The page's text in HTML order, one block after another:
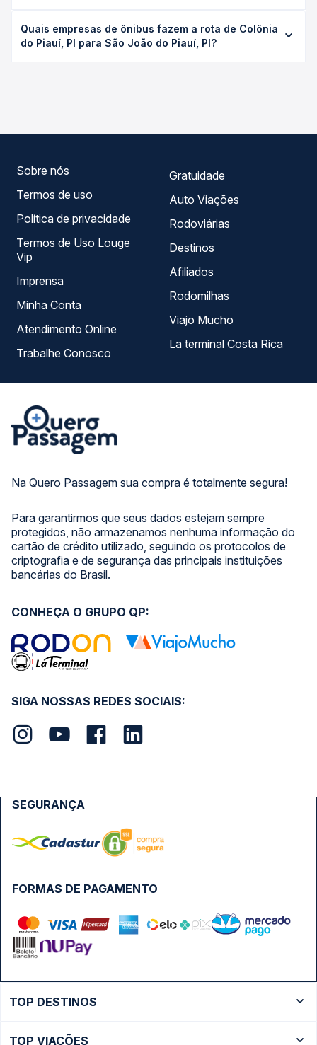
duração exata de cada opção na data desejada.
para São João do Piauí, PI custa em média R$ 50,00 e
varia conforme a data da viagem, a empresa, o tipo de
Quais empresas de ônibus fazem a rota de Colônia
do Piauí, PI para São João do Piauí, PI?
Na Quero Passagem sua compra é totalmente segura!
Para garantirmos que seus dados estejam sempre
protegidos, não armazenamos nenhuma informação do
cartão de crédito utilizado, seguindo os protocolos de
criptografia e de segurança das principais instituições
bancárias do Brasil.
Sobre nós
Termos de uso
Política de privacidade
Termos de Uso Louge
Vip
Imprensa
Minha Conta
Atendimento Online
Trabalhe Conosco
Gratuidade
Auto Viações
Rodoviárias
Destinos
Afiliados
Rodomilhas
Viajo Mucho
La terminal Costa Rica
SIGA NOSSAS REDES SOCIAIS:
CONHEÇA O GRUPO QP:
FORMAS DE PAGAMENTO
SEGURANÇA
TOP DESTINOS
TOP VIAÇÕES